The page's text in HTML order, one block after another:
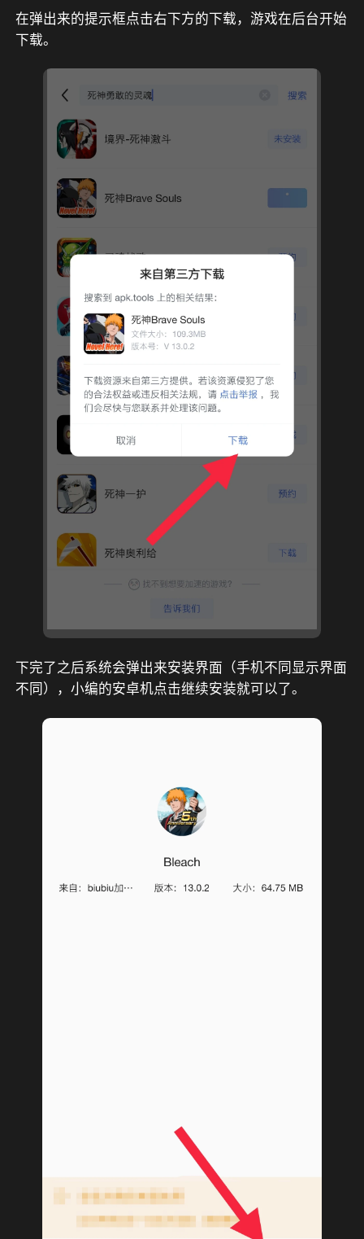
在弹出来的提示框点击右下方的下载，游戏在后台开始
下载。
下完了之后系统会弹出来安装界面（手机不同显示界面
不同），小编的安卓机点击继续安装就可以了。